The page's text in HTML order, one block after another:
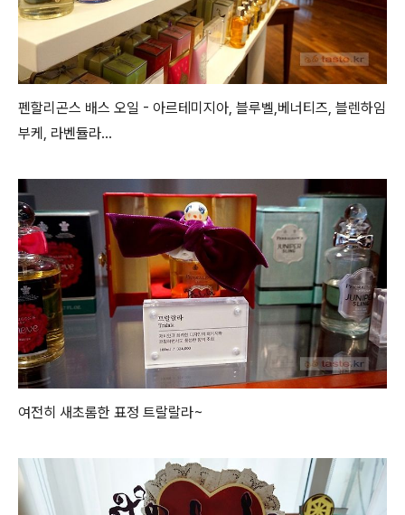
펜할리곤스 배스 오일 - 아르테미지아, 블루벨,베너티즈, 블렌하임
부케, 라벤듈라...
여전히 새초롬한 표정 트랄랄라~